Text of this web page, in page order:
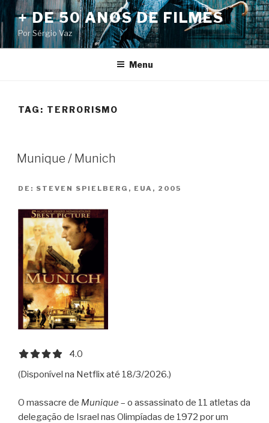
Pular
para
o
conteúdo
+ DE 50 ANOS DE FILMES
Por Sérgio Vaz
Menu
TAG: TERRORISMO
Munique / Munich
DE: STEVEN SPIELBERG, EUA, 2005
4.0 out of 5.0 stars
4.0
(Disponível na Netflix até 18/3/2026.)
O massacre de Munique – o assassinato de 11 atletas da
delegação de Israel nas Olimpíadas de 1972 por um